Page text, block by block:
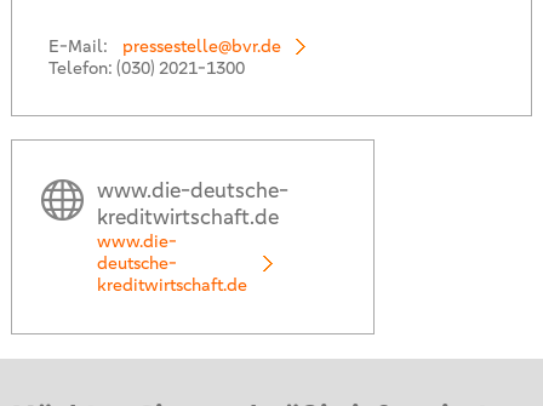
E-Mail:
pressestelle@bvr.de
Telefon: (030) 2021-1300
www.die-deutsche-
kreditwirtschaft.de
www.die-
deutsche-
kreditwirtschaft.de